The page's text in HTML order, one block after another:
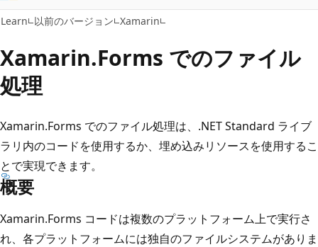
プ
Learn 以前のバージョン Xamarin
Xamarin.Forms でのファイル
処理
Xamarin.Forms でのファイル処理は、.NET Standard ライブ
ラリ内のコードを使用するか、埋め込みリソースを使用するこ
とで実現できます。
概要
Xamarin.Forms コードは複数のプラットフォーム上で実行さ
れ、各プラットフォームには独自のファイルシステムがありま